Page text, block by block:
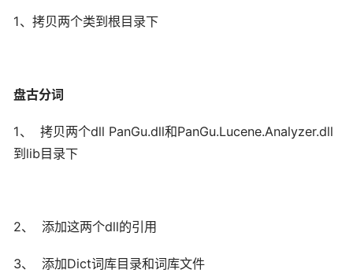
1、拷贝两个类到根目录下
盘古分词
1、 拷贝两个dll PanGu.dll和PanGu.Lucene.Analyzer.dll
到lib目录下
2、 添加这两个dll的引用
3、 添加Dict词库目录和词库文件